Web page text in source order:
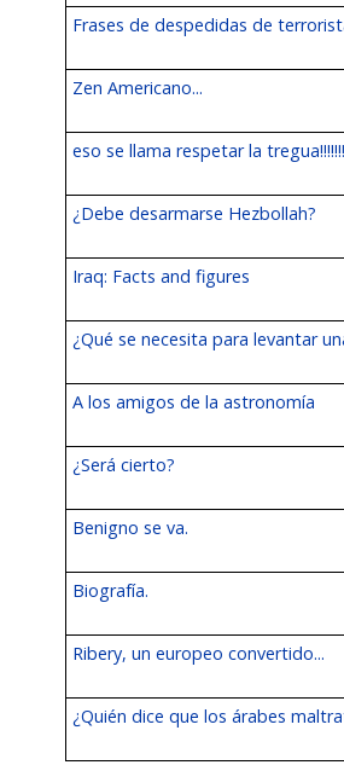
Frases de despedidas de
Zen Americano...
eso se llama respetar la
¿Debe desarmarse Hezbollah?
Iraq: Facts and figures
¿Qué se necesita para levantar
A los amigos de la astronomía
¿Será cierto?
Benigno se va.
Biografía.
Ribery, un europeo convertido...
¿Quién dice que los árabes